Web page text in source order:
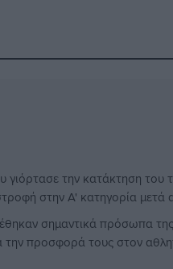
την κατάκτηση του
στην Α' κατηγορία μετά
σημαντικά πρόσωπα της
την προσφορά τους στον